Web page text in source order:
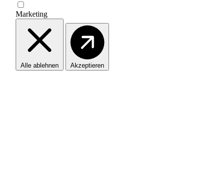
Marketing
Alle ablehnen Akzeptieren